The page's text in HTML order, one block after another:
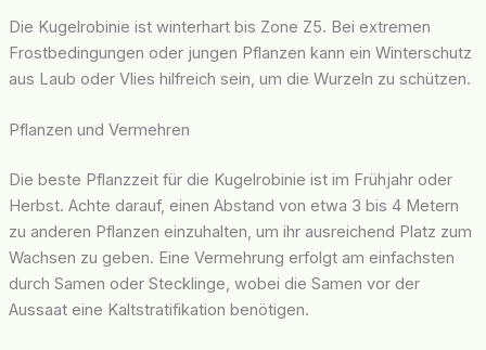
Die Kugelrobinie ist winterhart bis Zone Z5. Bei extremen
Frostbedingungen oder jungen Pflanzen kann ein Winterschutz
aus Laub oder Vlies hilfreich sein, um die Wurzeln zu schützen.
Pflanzen und Vermehren
Die beste Pflanzzeit für die Kugelrobinie ist im Frühjahr oder
Herbst. Achte darauf, einen Abstand von etwa 3 bis 4 Metern
zu anderen Pflanzen einzuhalten, um ihr ausreichend Platz zum
Wachsen zu geben. Eine Vermehrung erfolgt am einfachsten
durch Samen oder Stecklinge, wobei die Samen vor der
Aussaat eine Kaltstratifikation benötigen.